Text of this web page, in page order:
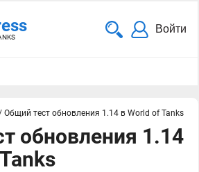
Войти
Общий тест обновления 1.14 в World of Tanks
обновления 1.14